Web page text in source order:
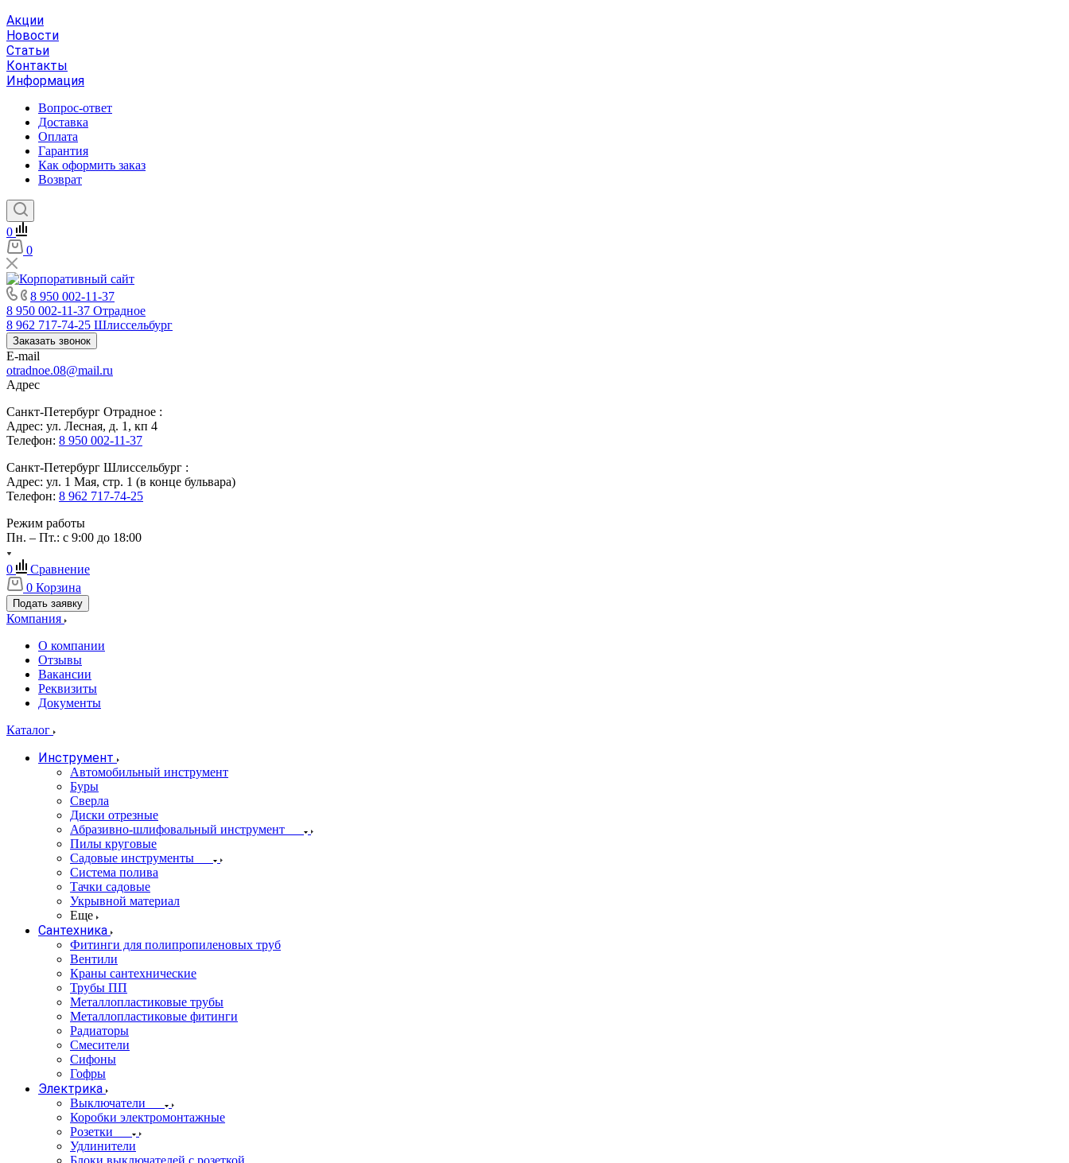
Акции
Новости
Статьи
Контакты
Информация
Вопрос-ответ
Доставка
Оплата
Гарантия
Как оформить заказ
Возврат
0
0
8 950 002-11-37
8 950 002-11-37 Отрадное
8 962 717-74-25 Шлиссельбург
Заказать звонок
E-mail
otradnoe.08@mail.ru
Адрес
Санкт-Петербург Отрадное :
Адрес: ул. Лесная, д. 1, кп 4
Телефон: 8 950 002-11-37
Санкт-Петербург Шлиссельбург :
Адрес: ул. 1 Мая, стр. 1 (в конце бульвара)
Телефон: 8 962 717-74-25
Режим работы
Пн. – Пт.: с 9:00 до 18:00
0
Сравнение
0 Корзина
Подать заявку
Компания
О компании
Отзывы
Вакансии
Реквизиты
Документы
Каталог
Инструмент
Автомобильный инструмент
Буры
Сверла
Диски отрезные
Абразивно-шлифовальный инструмент
Пилы круговые
Садовые инструменты
Система полива
Тачки садовые
Укрывной материал
Еще
Сантехника
Фитинги для полипропиленовых труб
Вентили
Краны сантехнические
Трубы ПП
Металлопластиковые трубы
Металлопластиковые фитинги
Радиаторы
Смесители
Сифоны
Гофры
Электрика
Выключатели
Коробки электромонтажные
Розетки
Удлинители
Блоки выключателей с розеткой